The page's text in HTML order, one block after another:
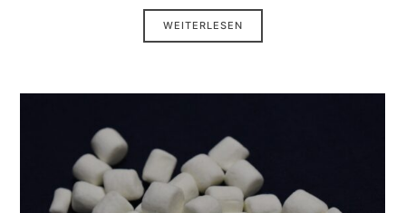
WEITERLESEN